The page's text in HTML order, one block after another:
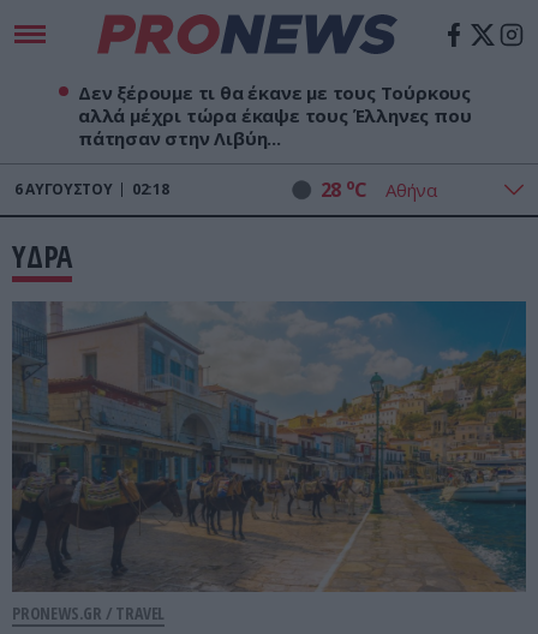
Δεν ξέρουμε τι θα έκανε με τους Τούρκους
αλλά μέχρι τώρα έκαψε τους Έλληνες που
πάτησαν στην Λιβύη...
6ΑΥΓΟΎΣΤΟΥ 02:18 28 oC
ΥΔΡΑ
PRONEWS.GR / TRAVEL